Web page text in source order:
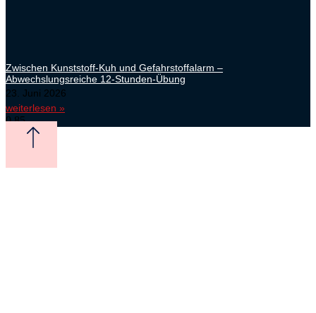
Zwischen Kunststoff-Kuh und Gefahrstoffalarm –
Abwechslungsreiche 12-Stunden-Übung
23. Juni 2026
weiterlesen »